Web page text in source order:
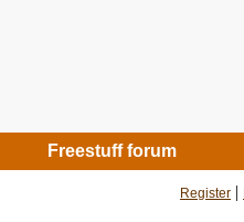
Freestuff forum
Register |